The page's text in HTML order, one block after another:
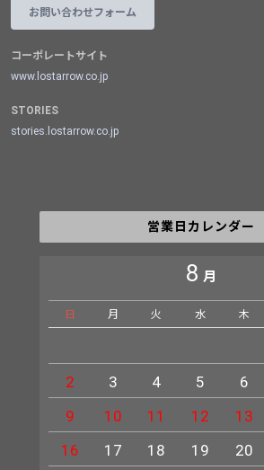
お問い合わせフォーム
コーポレートサイト
www.lostarrow.co.jp
STORIES
stories.lostarrow.co.jp
営業日カレンダー
8 月
日 月 火 水 木
2
3 4 5 6
9
10 11 12 13
16
17 18 19 20